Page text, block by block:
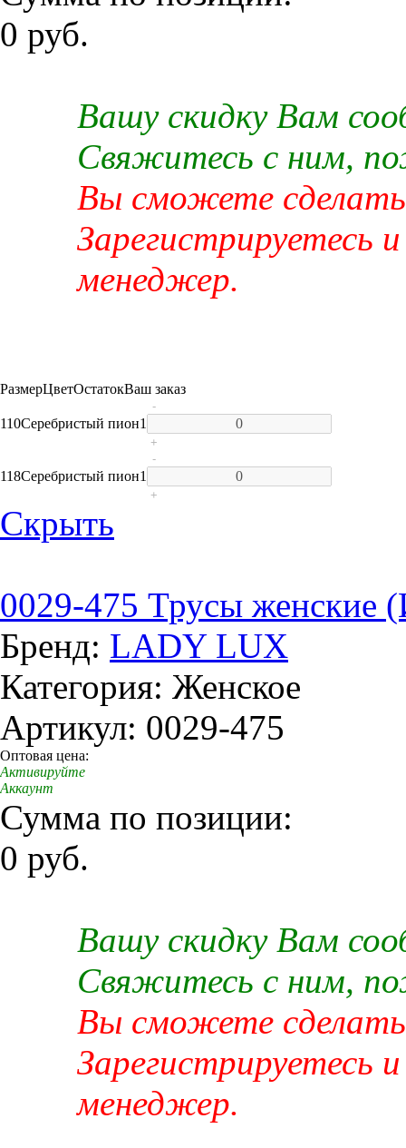
0 руб.
Вашу скидку Вам
Свяжитесь с ним,
Вы сможете сделать
Зарегистрируетесь
менеджер.
РазмерЦветОстатокВаш заказ
110Серебристый пион1
-
+
118Серебристый пион1
-
+
Скрыть
0029-475 Трусы женские
Бренд: LADY LUX
Категория: Женское
Артикул: 0029-475
Оптовая цена:
Активируйте
Аккаунт
Сумма по позиции:
0 руб.
Вашу скидку Вам
Свяжитесь с ним,
Вы сможете сделать
Зарегистрируетесь
менеджер.